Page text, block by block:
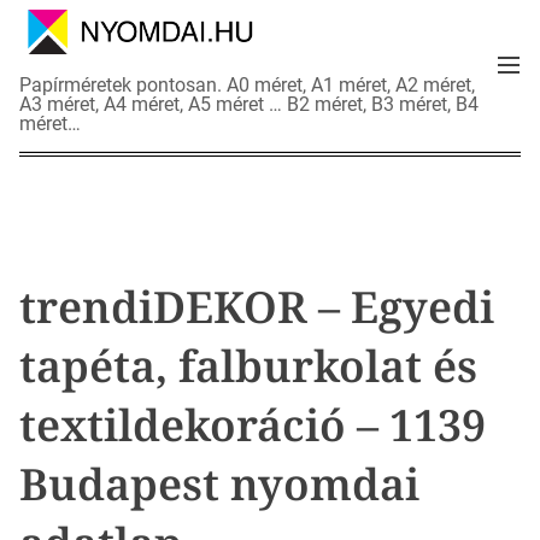
N
y
o
m
d
t
a
Papírméretek pontosan. A0 méret, A1 méret, A2 méret,
A3 méret, A4 méret, A5 méret … B2 méret, B3 méret, B4
méret…
M
trendiDEKOR – Egyedi
tapéta, falburkolat és
textildekoráció – 1139
Budapest nyomdai